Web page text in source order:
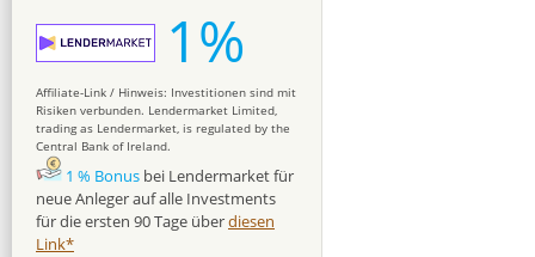
1%
Affiliate-Link / Hinweis: Investitionen sind mit
Risiken verbunden. Lendermarket Limited,
trading as Lendermarket, is regulated by the
Central Bank of Ireland.
1 % Bonus bei Lendermarket für
neue Anleger auf alle Investments
für die ersten 90 Tage überdiesen
Link*